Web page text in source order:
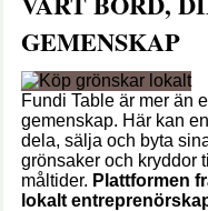
GEMENSKAP
Fundi Table är mer än
gemenskap. Här kan
dela, sälja och byta
grönsaker och kryddor
måltider. Plattformen
lokalt